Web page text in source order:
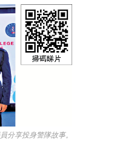
享投身警隊故事。